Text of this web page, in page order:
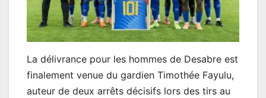
La délivrance pour les hommes de Desabre est
finalement venue du gardien Timothée Fayulu,
auteur de deux arrêts décisifs lors des tirs au